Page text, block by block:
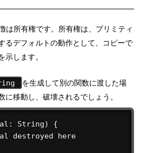
は所有権です。所有権は、プリミティ
るデフォルトの動作として、コピーで
します。
を生成して別の関数に渡した場
移動し、破壊されるでしょう。
String) {
destroyed here